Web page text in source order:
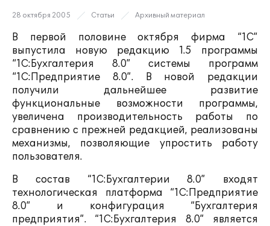
28 октября 2005 Статьи Архивный материал
В первой половине октября фирма “1С”
выпустила новую редакцию 1.5 программы
“1С:Бухгалтерия 8.0” системы программ
“1С:Предприятие 8.0”. В новой редакции
получили дальнейшее развитие
функциональные возможности программы,
увеличена производительность работы по
сравнению с прежней редакцией, реализованы
механизмы, позволяющие упростить работу
пользователя.
В состав “1С:Бухгалтерии 8.0” входят
технологическая платформа “1С:Предприятие
8.0” и конфигурация “Бухгалтерия
предприятия”. “1С:Бухгалтерия 8.0” является